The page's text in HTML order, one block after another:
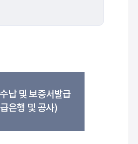
납 및 보증서발급
은행 및 공사)